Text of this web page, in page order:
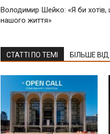
Володимир Шейко: «Я би хотів,
нашого життя»
СТАТТІ ПО ТЕМІ БІЛЬШЕ